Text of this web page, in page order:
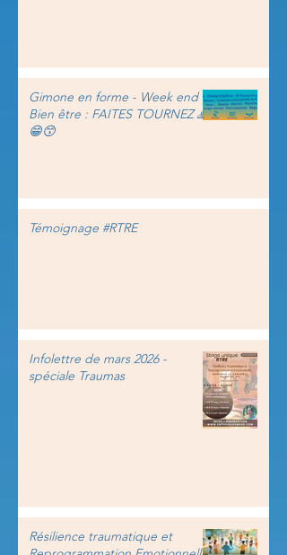
Gimone en forme - Week end
Bien être : FAITES TOURNEZ 🙏
😁😙
Témoignage #RTRE
Infolettre de mars 2026 -
spéciale Traumas
Résilience traumatique et